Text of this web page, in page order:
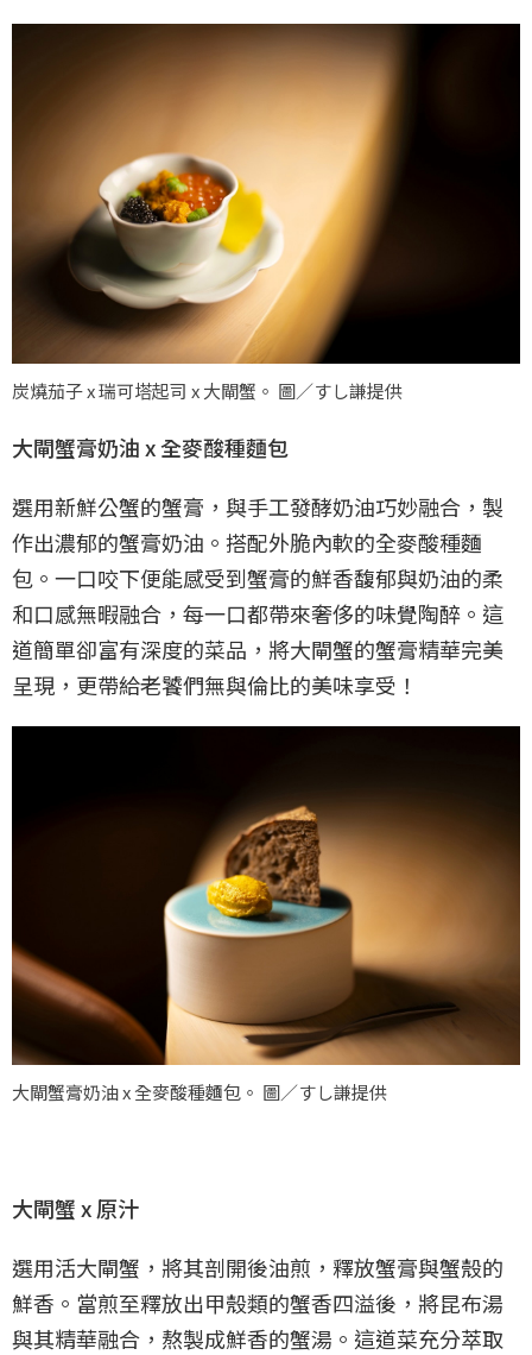
炭燒茄子 x 瑞可塔起司 x 大閘蟹。 圖／すし謙提供
大閘蟹膏奶油 x 全麥酸種麵包
選用新鮮公蟹的蟹膏，與手工發酵奶油巧妙融合，製
作出濃郁的蟹膏奶油。搭配外脆內軟的全麥酸種麵
包。一口咬下便能感受到蟹膏的鮮香馥郁與奶油的柔
和口感無暇融合，每一口都帶來奢侈的味覺陶醉。這
道簡單卻富有深度的菜品，將大閘蟹的蟹膏精華完美
呈現，更帶給老饕們無與倫比的美味享受！
大閘蟹膏奶油 x 全麥酸種麵包。 圖／すし謙提供
大閘蟹 x 原汁
選用活大閘蟹，將其剖開後油煎，釋放蟹膏與蟹殼的
鮮香。當煎至釋放出甲殼類的蟹香四溢後，將昆布湯
與其精華融合，熬製成鮮香的蟹湯。這道菜充分萃取